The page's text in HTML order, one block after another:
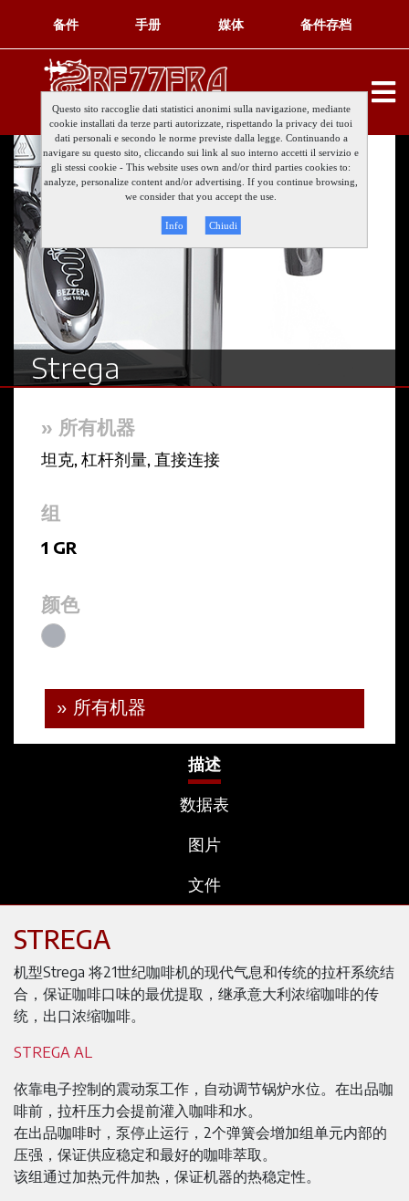
备件存档
媒体
手册
备件
Questo sito raccoglie dati statistici anonimi sulla navigazione, mediante
cookie installati da terze parti autorizzate, rispettando la privacy dei tuoi
dati personali e secondo le norme previste dalla legge. Continuando a
navigare su questo sito, cliccando sui link al suo interno accetti il servizio e
gli stessi cookie - This website uses own and/or third parties cookies to:
analyze, personalize content and/or advertising. If you continue browsing,
we consider that you accept the use.
Info Chiudi
Strega
» 所有机器
坦克, 杠杆剂量, 直接连接
组
1 GR
颜色
» 所有机器
描述
数据表
图片
文件
STREGA
机型Strega 将21世纪咖啡机的现代气息和传统的拉杆系统结
合，保证咖啡口味的最优提取，继承意大利浓缩咖啡的传
统，出口浓缩咖啡。
STREGA AL
依靠电子控制的震动泵工作，自动调节锅炉水位。在出品咖
啡前，拉杆压力会提前灌入咖啡和水。
在出品咖啡时，泵停止运行，2个弹簧会增加组单元内部的
压强，保证供应稳定和最好的咖啡萃取。
该组通过加热元件加热，保证机器的热稳定性。